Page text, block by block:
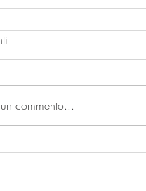
riuscita
commento...